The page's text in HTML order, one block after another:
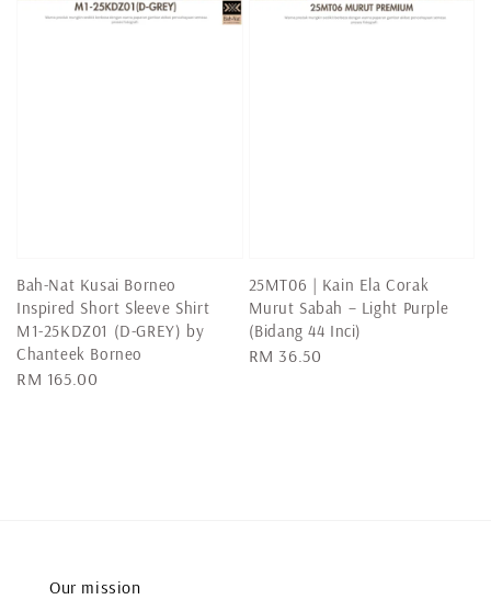
Bah-Nat Kusai Borneo
Inspired Short Sleeve Shirt
M1-25KDZ01 (D-GREY) by
Chanteek Borneo
Regular
RM 165.00
25MT06 | Kain Ela Corak
Murut Sabah – Light Purple
(Bidang 44 Inci)
Regular
RM 36.50
Our mission